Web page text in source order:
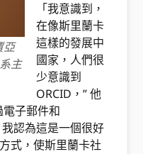
亞
主
「我意識到，
在像斯里蘭卡
這樣的發展中
國家，人們很
少意識到
ORCID，” 他
電子郵件和
認為這是一個很好
式，使斯里蘭卡社